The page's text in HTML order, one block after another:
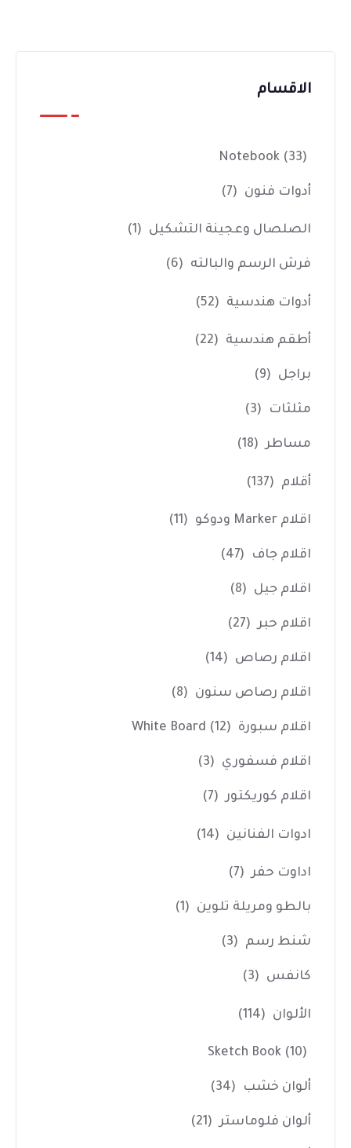
الاقسام
Notebook (33)
أدوات فنون (7)
الصلصال وعجينة التشكيل (1)
فرش الرسم والبالته (6)
أدوات هندسية (52)
أطقم هندسية (22)
براجل (9)
مثلثات (3)
مساطر (18)
أقلام (137)
اقلام Marker ودوكو (11)
اقلام جاف (47)
اقلام جيل (8)
اقلام حبر (27)
اقلام رصاص (14)
اقلام رصاص سنون (8)
اقلام سبورة White Board (12)
اقلام فسفوري (3)
اقلام كوريكتور (7)
ادوات الفنانين (14)
اداوت حفر (7)
بالطو ومريلة تلوين (1)
شنط رسم (3)
كانفس (3)
الألوان (114)
Sketch Book (10)
ألوان خشب (34)
ألوان فلوماستر (21)